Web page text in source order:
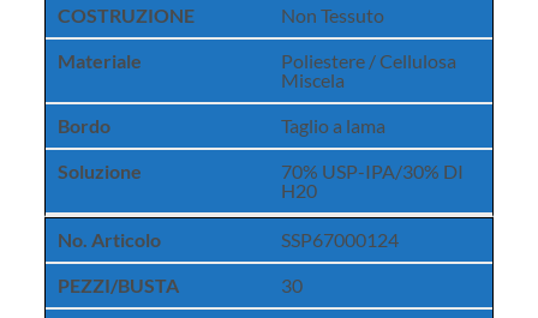
COSTRUZIONE
Non Tessuto
Materiale
Poliestere / Cellulosa
Miscela
Bordo
Taglio a lama
Soluzione
70% USP-IPA/30% DI
H20
No. Articolo
SSP67000124
PEZZI/BUSTA
30